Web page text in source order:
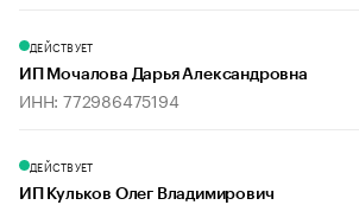
ДЕЙСТВУЕТ
ИП Мочалова Дарья Александровна
ИНН: 772986475194
ДЕЙСТВУЕТ
ИП Кульков Олег Владимирович